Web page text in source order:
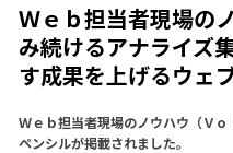
Ｗｅｂ担当者現場の
み続けるアナライズ
す成果を上げるウェ
Ｗｅｂ担当者現場のノウハウ（Ｖ
ペンシルが掲載されました。